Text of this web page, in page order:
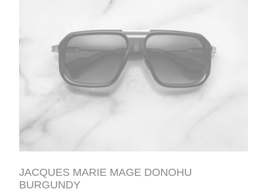
JACQUES MARIE MAGE DONOHU
BURGUNDY